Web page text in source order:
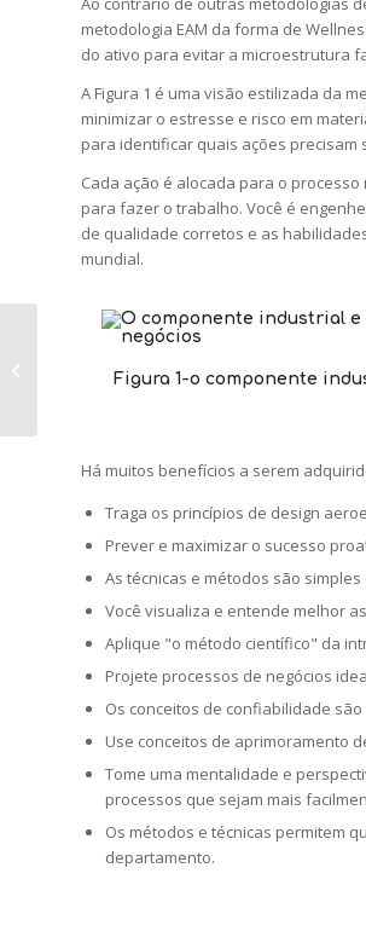
metodologia EAM da forma de
do ativo para evitar a microestrutura
A Figura 1 é uma visão estilizada da
minimizar o estresse e risco em
para identificar quais ações
Cada ação é alocada para o
para fazer o trabalho. Você é
de qualidade corretos e as
mundial.
Figura 1-o componente
Há muitos benefícios a serem
Traga os princípios de design
Prever e maximizar o sucesso
As técnicas e métodos são
Você visualiza e entende melhor
Aplique "o método científico" da
Projete processos de negócios
Os conceitos de confiabilidade
Use conceitos de aprimoramento
Tome uma mentalidade e
processos que sejam mais
Os métodos e técnicas permitem
departamento.
máquina de fresagem